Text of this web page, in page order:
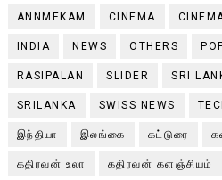
ANNMEKAM CINEMA
INDIA NEWS OTHERS
RASIPALAN SLIDER SRI
SRILANKA SWISS NEWS
இந்தியா இலங்கை கட்டுரை
கதிரவன் உலா கதிரவன் களஞ்சியம்